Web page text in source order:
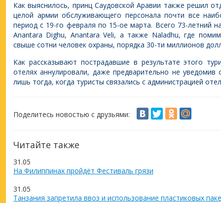
Как выяснилось, принц Саудовской Аравии также решил
целой армии обслуживающего персонала почти все
период с 19-го февраля по 15-ое марта. Всего 73-летний
Anantara Dighu, Anantara Veli, а также Naladhu, где
свыше сотни человек охраны, порядка 30-ти миллионов
Как рассказывают пострадавшие в результате этого
отелях аннулировали, даже предварительно не
лишь тогда, когда туристы связались с администрацией
Поделитесь новостью с друзьями:
Читайте также
31.05
На Филиппинах пройдёт Фестиваль грязи
31.05
Танзания запретила ввоз и использование пластиковых